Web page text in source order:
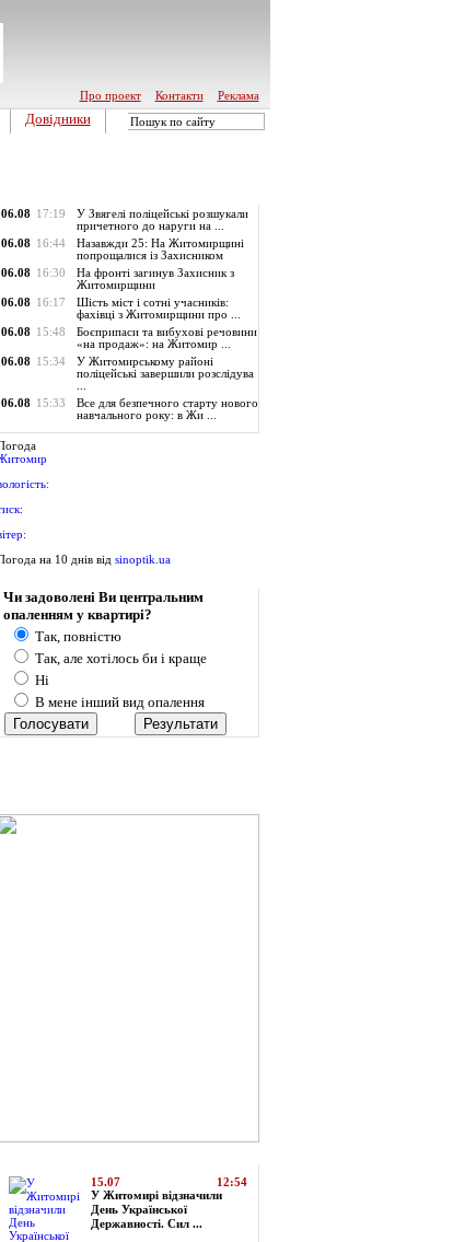
Про проект
Контакти Реклама
Довідники
06.08 17:19
У Звягелі поліцейські розшукали
причетного до наруги на ...
06.08 16:44
Назавжди 25: На Житомирщині
попрощалися із Захисником
06.08 16:30
На фронті загинув Захисник з
Житомирщини
06.08 16:17
Шість міст і сотні учасників:
фахівці з Житомирщини про ...
06.08 15:48
Боєприпаси та вибухові речовини
«на продаж»: на Житомир ...
06.08 15:34
У Житомирському районі
поліцейські завершили розслідува
06.08 15:33
Все для безпечного старту нового
навчального року: в Жи ...
на 10 днів від sinoptik.ua
Чи задоволені Ви центральним
опаленням у квартирі?
Так, повністю
Так, але хотілось би і краще
Ні
В мене інший вид опалення
15.07
12:54
У Житомирі відзначили
День Української
Державності. Сил ...